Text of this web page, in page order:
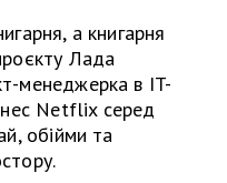
а книгарня
Лада
менеджерка в IT-
Netflix серед
обійми та